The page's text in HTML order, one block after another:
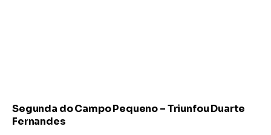
Segunda do Campo Pequeno – Triunfou Duarte
Fernandes